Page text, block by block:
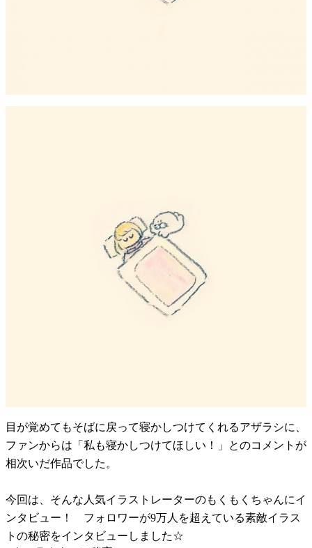
目が覚めてもそばに戻って寝かしつけてくれるアザラシに、
ファンからは「私も寝かしつけてほしい！」とのコメントが
相次いだ作品でした。
今回は、そんな人気イラストレーターのもくもくちゃんにイ
ンタビュー！ フォロワーが9万人を超えている素敵イラス
トの秘密をインタビューしました☆